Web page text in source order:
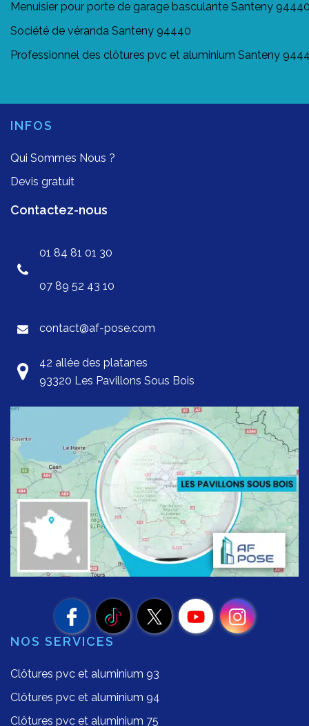
Menuisier pour porte de garage basculante Santeny
Société de véranda Santeny 94440
Professionnel des clôtures pvc et aluminium Santeny
INFOS
Qui Sommes Nous ?
Devis gratuit
Contactez-nous
01 84 81 01 30
07 89 52 43 10
contact@af-pose.com
42 allée des platanes
93320 Les Pavillons Sous Bois
NOS SERVICES
Clôtures pvc et aluminium 93
Clôtures pvc et aluminium 94
Clôtures pvc et aluminium 75